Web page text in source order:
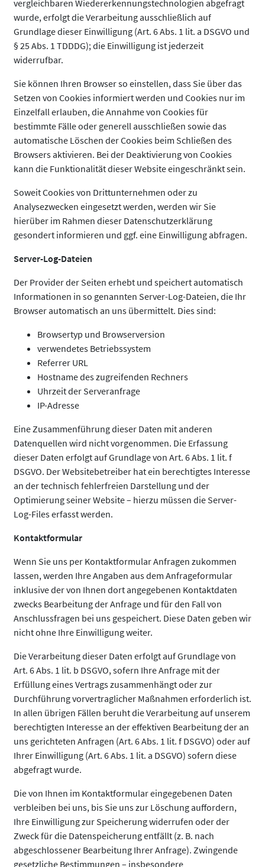
vergleichbaren Wiedererkennungstechnologien abgefragt
wurde, erfolgt die Verarbeitung ausschließlich auf
Grundlage dieser Einwilligung (Art. 6 Abs. 1 lit. a DSGVO und
§ 25 Abs. 1 TDDDG); die Einwilligung ist jederzeit
widerrufbar.
Sie können Ihren Browser so einstellen, dass Sie über das
Setzen von Cookies informiert werden und Cookies nur im
Einzelfall erlauben, die Annahme von Cookies für
bestimmte Fälle oder generell ausschließen sowie das
automatische Löschen der Cookies beim Schließen des
Browsers aktivieren. Bei der Deaktivierung von Cookies
kann die Funktionalität dieser Website eingeschränkt sein.
Soweit Cookies von Drittunternehmen oder zu
Analysezwecken eingesetzt werden, werden wir Sie
hierüber im Rahmen dieser Datenschutzerklärung
gesondert informieren und ggf. eine Einwilligung abfragen.
Server-Log-Dateien
Der Provider der Seiten erhebt und speichert automatisch
Informationen in so genannten Server-Log-Dateien, die Ihr
Browser automatisch an uns übermittelt. Dies sind:
Browsertyp und Browserversion
verwendetes Betriebssystem
Referrer URL
Hostname des zugreifenden Rechners
Uhrzeit der Serveranfrage
IP-Adresse
Eine Zusammenführung dieser Daten mit anderen
Datenquellen wird nicht vorgenommen. Die Erfassung
dieser Daten erfolgt auf Grundlage von Art. 6 Abs. 1 lit. f
DSGVO. Der Websitebetreiber hat ein berechtigtes Interesse
an der technisch fehlerfreien Darstellung und der
Optimierung seiner Website – hierzu müssen die Server-
Log-Files erfasst werden.
Kontaktformular
Wenn Sie uns per Kontaktformular Anfragen zukommen
lassen, werden Ihre Angaben aus dem Anfrageformular
inklusive der von Ihnen dort angegebenen Kontaktdaten
zwecks Bearbeitung der Anfrage und für den Fall von
Anschlussfragen bei uns gespeichert. Diese Daten geben wir
nicht ohne Ihre Einwilligung weiter.
Die Verarbeitung dieser Daten erfolgt auf Grundlage von
Art. 6 Abs. 1 lit. b DSGVO, sofern Ihre Anfrage mit der
Erfüllung eines Vertrags zusammenhängt oder zur
Durchführung vorvertraglicher Maßnahmen erforderlich ist.
In allen übrigen Fällen beruht die Verarbeitung auf unserem
berechtigten Interesse an der effektiven Bearbeitung der an
uns gerichteten Anfragen (Art. 6 Abs. 1 lit. f DSGVO) oder auf
Ihrer Einwilligung (Art. 6 Abs. 1 lit. a DSGVO) sofern diese
abgefragt wurde.
Die von Ihnen im Kontaktformular eingegebenen Daten
verbleiben bei uns, bis Sie uns zur Löschung auffordern,
Ihre Einwilligung zur Speicherung widerrufen oder der
Zweck für die Datenspeicherung entfällt (z. B. nach
abgeschlossener Bearbeitung Ihrer Anfrage). Zwingende
gesetzliche Bestimmungen – insbesondere